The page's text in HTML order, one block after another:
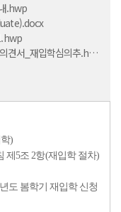
.hwp
양식_재입학원_향후면학계획서_지도교수의견서_재입학심의추.hwp
)
제5조 2항(재입학 절차)
도 봄학기 재입학 신청